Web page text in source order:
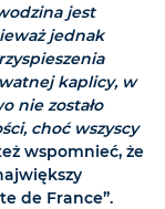
jest
jednak
kaplicy, w
nie zostało
choć wszyscy
wspomnieć, że
de France”.